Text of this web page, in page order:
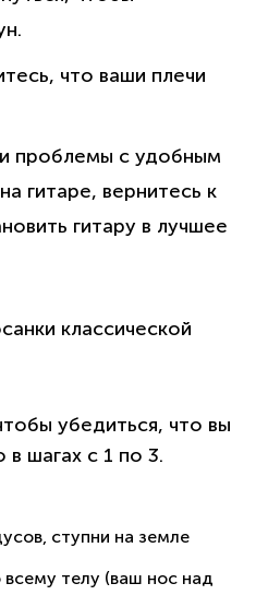
что ваши плечи
проблемы с удобным
гитаре, вернитесь к
гитару в лучшее
классической
убедиться, что вы
в шагах с 1 по 3.
ступни на земле
всему телу (ваш нос над